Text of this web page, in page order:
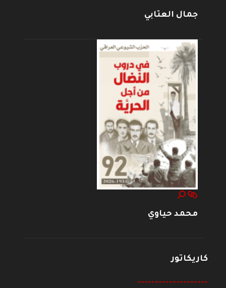
جمال العتابي
محمد حياوي
كاريكاتور
--------------------